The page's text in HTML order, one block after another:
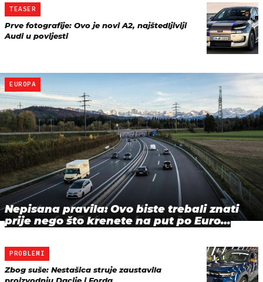
TEASER
Prve fotografije: Ovo je novi A2, najštedljiviji
Audi u povijesti
EUROPA
Nepisana pravila: Ovo biste trebali znati
prije nego što krenete na put po Euro…
PROBLEMI
Zbog suše: Nestašica struje zaustavila